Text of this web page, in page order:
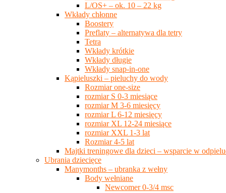
L/OS+ – ok. 10 – 22 kg
Wkłady chłonne
Boostery
Preflaty – alternatywa dla tetry
Tetra
Wkłady krótkie
Wkłady długie
Wkłady snap-in-one
Kąpieluszki – pieluchy do wody
Rozmiar one-size
rozmiar S 0-3 miesiące
rozmiar M 3-6 miesięcy
rozmiar L 6-12 miesięcy
rozmiar XL 12-24 miesiące
rozmiar XXL 1-3 lat
Rozmiar 4-5 lat
Majtki treningowe dla dzieci – wsparcie w
Ubrania dziecięce
Manymonths – ubranka z wełny
Body wełniane
Newcomer 0-3/4 msc